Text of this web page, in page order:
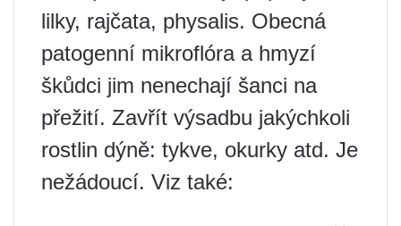
lilky, rajčata, physalis. Obecná
patogenní mikroflóra a hmyzí
škůdci jim nenechají šanci na
přežití. Zavřít výsadbu jakýchkoli
rostlin dýně: tykve, okurky atd. Je
nežádoucí. Viz také: